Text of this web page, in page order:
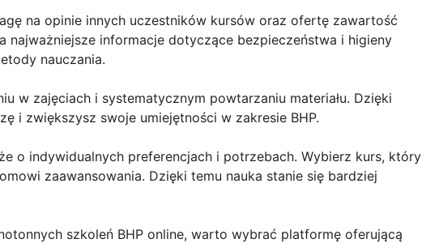
na opinie innych uczestników kursów oraz ofertę zawartość
najważniejsze informacje dotyczące bezpieczeństwa i higieny
nauczania.
w zajęciach i systematycznym powtarzaniu materiału. Dzięki
i zwiększysz swoje umiejętności w zakresie BHP.
o indywidualnych preferencjach i potrzebach. Wybierz kurs, który
zaawansowania. Dzięki temu nauka stanie się bardziej
szkoleń BHP online, warto wybrać platformę oferującą